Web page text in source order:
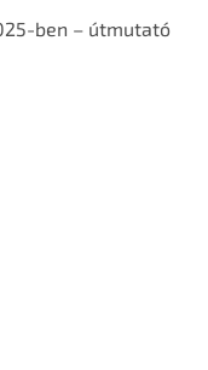
ben – útmutató